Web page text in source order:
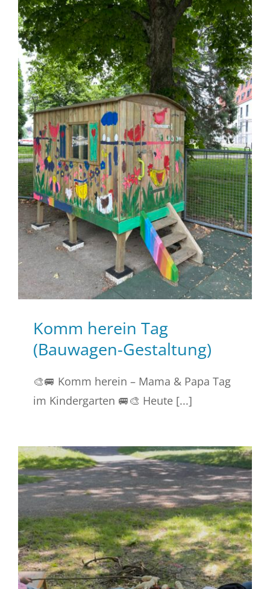
Komm herein Tag
(Bauwagen-Gestaltung)
🎨🚐 Komm herein – Mama & Papa Tag
im Kindergarten 🚐🎨 Heute [...]